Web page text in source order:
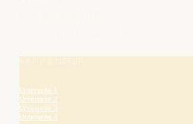
AKTIV & NATUR
Unterseite 1
Unterseite 2
Unterseite 3
Unterseite 4